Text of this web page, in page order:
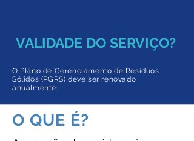
VALIDADE DO SERVIÇO?
O Plano de Gerenciamento de Resíduos
Sólidos (PGRS) deve ser renovado
anualmente.
O QUE É?